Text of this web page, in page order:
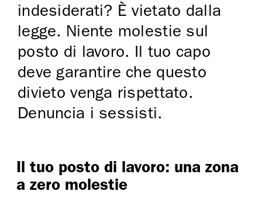
indesiderati? È vietato dalla
legge. Niente molestie sul
posto di lavoro. Il tuo capo
deve garantire che questo
divieto venga rispettato.
Denuncia i sessisti.
Il tuo posto di lavoro: una zona
a zero molestie